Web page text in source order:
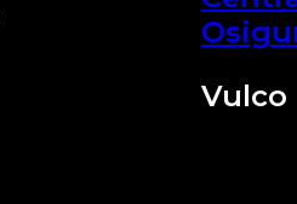
Vulco